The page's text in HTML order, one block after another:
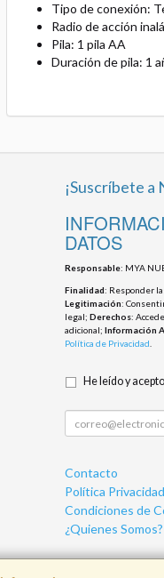
Tipo de conexión:
Radio de acción
Pila: 1 pila AA
Duración de pila: 1
¡Suscríbete
DATOS
Responsable: MYA
Finalidad: Responder
Legitimación:
legal; Derechos:
adicional; Información
Política de Privacidad
He leído y
Contacto
Política Privacidad
Condiciones de
¿Quienes Somos?